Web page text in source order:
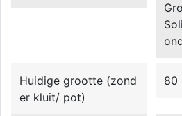
Huidige grootte (zond
er kluit/ pot)
80